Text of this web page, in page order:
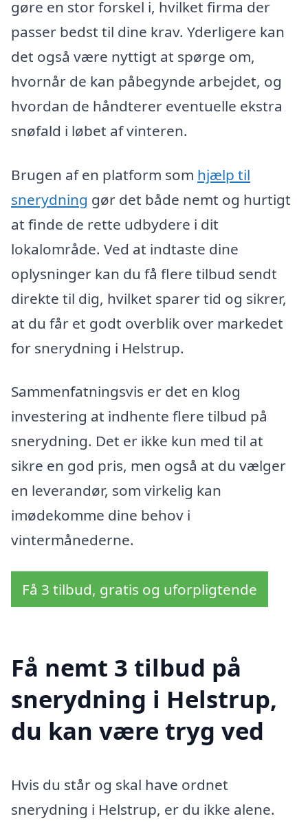
gøre en stor forskel i, hvilket firma der
passer bedst til dine krav. Yderligere kan
det også være nyttigt at spørge om,
hvornår de kan påbegynde arbejdet, og
hvordan de håndterer eventuelle ekstra
snøfald i løbet af vinteren.
Brugen af en platform som hjælp til
snerydning gør det både nemt og hurtigt
at finde de rette udbydere i dit
lokalområde. Ved at indtaste dine
oplysninger kan du få flere tilbud sendt
direkte til dig, hvilket sparer tid og sikrer,
at du får et godt overblik over markedet
for snerydning i Helstrup.
Sammenfatningsvis er det en klog
investering at indhente flere tilbud på
snerydning. Det er ikke kun med til at
sikre en god pris, men også at du vælger
en leverandør, som virkelig kan
imødekomme dine behov i
vintermånederne.
Få 3 tilbud, gratis og uforpligtende
Få nemt 3 tilbud på
snerydning i Helstrup,
du kan være tryg ved
Hvis du står og skal have ordnet
snerydning i Helstrup, er du ikke alene.